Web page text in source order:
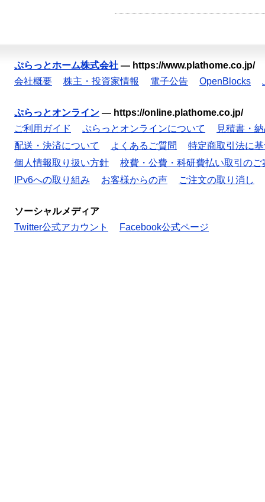
ぷらっとホーム株式会社 — https://www.plathome.co.jp/
会社概要
株主・投資家情報 電子公告 OpenBlocks
ぷらっとオンライン — https://online.plathome.co.jp/
ご利用ガイド
ぷらっとオンラインについて
見積書・
配送・決済について
よくあるご質問
特定商取引法に
個人情報取り扱い方針
校費・公費・科研費払い取引のご
IPv6への取り組み
お客様からの声 ご注文の取り消し
ソーシャルメディア
Twitter公式アカウント
Facebook公式ページ